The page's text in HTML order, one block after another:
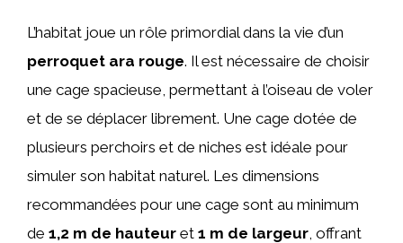
L’habitat joue un rôle primordial dans la vie d’un
perroquet ara rouge. Il est nécessaire de choisir
une cage spacieuse, permettant à l’oiseau de voler
et de se déplacer librement. Une cage dotée de
plusieurs perchoirs et de niches est idéale pour
simuler son habitat naturel. Les dimensions
recommandées pour une cage sont au minimum
de 1,2 m de hauteur et 1 m de largeur , offrant